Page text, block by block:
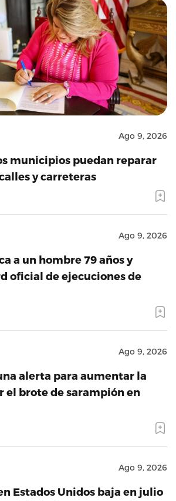
Ago 9, 2026
municipios puedan reparar
y carreteras
Ago 9, 2026
a un hombre 79 años y
oficial de ejecuciones de
Ago 9, 2026
alerta para aumentar la
el brote de sarampión en
Ago 9, 2026
Estados Unidos baja en julio